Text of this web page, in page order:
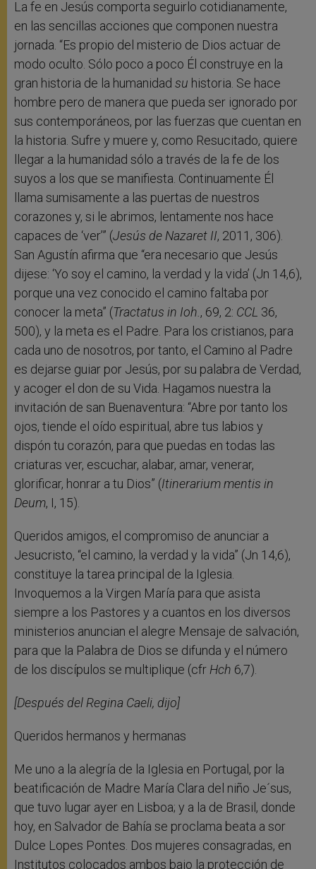
La fe en Jesús comporta seguirlo cotidianamente,
en las sencillas acciones que componen nuestra
jornada. “Es propio del misterio de Dios actuar de
modo oculto. Sólo poco a poco Él construye en la
gran historia de la humanidad su historia. Se hace
hombre pero de manera que pueda ser ignorado por
sus contemporáneos, por las fuerzas que cuentan en
la historia. Sufre y muere y, como Resucitado, quiere
llegar a la humanidad sólo a través de la fe de los
suyos a los que se manifiesta. Continuamente Él
llama sumisamente a las puertas de nuestros
corazones y, si le abrimos, lentamente nos hace
capaces de ‘ver’” (Jesús deNazaret II, 2011, 306).
San Agustín afirma que “era necesario que Jesús
dijese: ‘Yo soy el camino, la verdad y la vida’ (Jn 14,6),
porque una vez conocido el camino faltaba por
conocer la meta” (Tractatus in Ioh., 69, 2: CCL 36,
500), y la meta es el Padre. Para los cristianos, para
cada uno de nosotros, por tanto, el Camino al Padre
es dejarse guiar por Jesús, por su palabra de Verdad,
y acoger el don de su Vida. Hagamos nuestra la
invitación de san Buenaventura: “Abre por tanto los
ojos, tiende el oído espiritual, abre tus labios y
dispón tu corazón, para que puedas en todas las
criaturas ver, escuchar, alabar, amar, venerar,
glorificar, honrar a tu Dios” (Itinerarium mentis in
Deum, I, 15).
Queridos amigos, el compromiso de anunciar a
Jesucristo, “el camino, la verdad y la vida” (Jn 14,6),
constituye la tarea principal de la Iglesia.
Invoquemos a la Virgen María para que asista
siempre a los Pastores y a cuantos en los diversos
ministerios anuncian el alegre Mensaje de salvación,
para que la Palabra de Dios se difunda y el número
de los discípulos se multiplique (cfrHch 6,7).
[Después del Regina Caeli, dijo]
Queridos hermanos y hermanas
Me uno a la alegría de la Iglesia en Portugal, por la
beatificación de Madre María Clara del niño Je´sus,
que tuvo lugar ayer en Lisboa; y a la de Brasil, donde
hoy, en Salvador de Bahía se proclama beata a sor
Dulce Lopes Pontes. Dos mujeres consagradas, en
Institutos colocados ambos bajo la protección de